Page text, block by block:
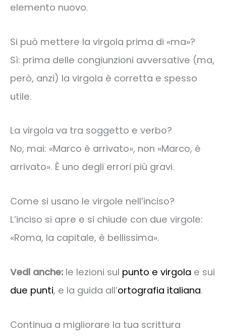
elemento nuovo.
Si può mettere la virgola prima di «ma»?
Sì: prima delle congiunzioni avversative (ma,
però, anzi) la virgola è corretta e spesso
utile.
La virgola va tra soggetto e verbo?
No, mai: «Marco è arrivato», non «Marco, è
arrivato». È uno degli errori più gravi.
Come si usano le virgole nell’inciso?
L’inciso si apre e si chiude con due virgole:
«Roma, la capitale, è bellissima».
Vedi anche: le lezioni sul punto e virgola e sui
due punti, e la guida all’ortografia italiana.
Continua a migliorare la tua scrittura